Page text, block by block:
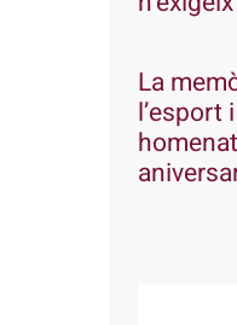
La
l’esport